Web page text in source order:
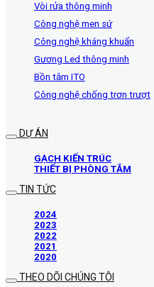
Vòi rửa thông minh
Công nghệ men sứ
Công nghệ kháng khuẩn
Gương Led thông minh
Bồn tắm ITO
Công nghệ chống trơn trượt
DỰ ÁN
GẠCH KIẾN TRÚC
THIẾT BỊ PHÒNG TẮM
TIN TỨC
2024
2023
2022
2021
2020
THEO DÕI CHÚNG TÔI